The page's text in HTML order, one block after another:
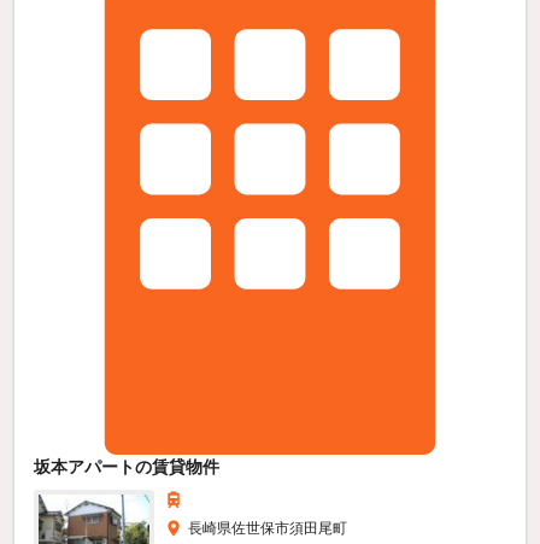
坂本アパートの賃貸物件
長崎県佐世保市須田尾町